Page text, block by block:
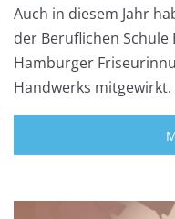
Auch in diesem Jahr
der Beruflichen
Hamburger
Handwerks